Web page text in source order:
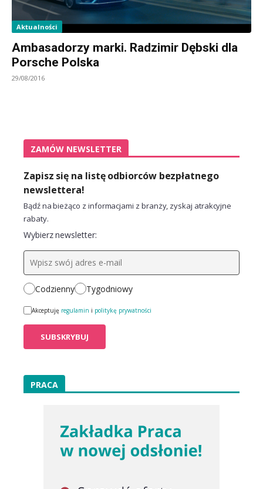
Aktualności
Ambasadorzy marki. Radzimir Dębski dla
Porsche Polska
29/08/2016
ZAMÓW NEWSLETTER
Zapisz się na listę odbiorców bezpłatnego
newslettera!
Bądź na bieżąco z informacjami z branży, zyskaj atrakcyjne
rabaty.
Wybierz newsletter:
Codzienny Tygodniowy
Akceptuję regulamin i politykę prywatności
PRACA